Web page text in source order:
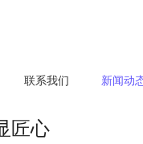
联系我们 新闻动
匠心